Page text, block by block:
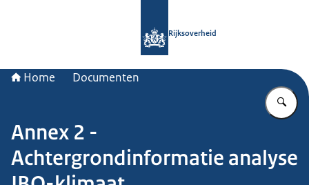
Rijksoverheid
Home Documenten
Annex 2 -
Achtergrondinformatie analyse